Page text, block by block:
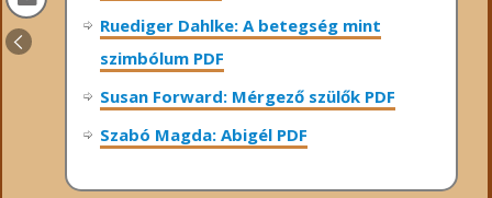
Ruediger Dahlke: A betegség mint
szimbólum PDF
Susan Forward: Mérgező szülők PDF
Szabó Magda: Abigél PDF